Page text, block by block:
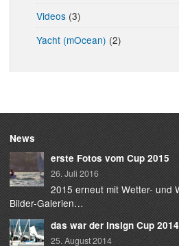
Videos(3)
Yacht (mOcean) (2)
News
erste Fotos vom Cup 2015
26. Juli 2016
2015 erneut mit Wetter- und
Bilder-Galerien…
das war der insign Cup 2014
25. August 2014